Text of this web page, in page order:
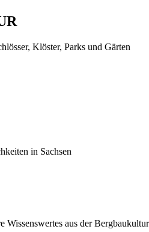
Klöster, Parks und Gärten
in Sachsen
Wissenswertes aus der